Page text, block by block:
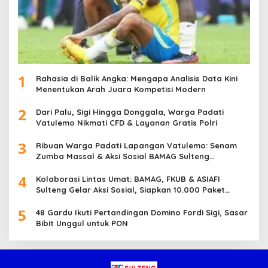
1
Rahasia di Balik Angka: Mengapa Analisis Data Kini
Menentukan Arah Juara Kompetisi Modern
2
Dari Palu, Sigi Hingga Donggala, Warga Padati
Vatulemo Nikmati CFD & Layanan Gratis Polri
3
Ribuan Warga Padati Lapangan Vatulemo: Senam
Zumba Massal & Aksi Sosial BAMAG Sulteng
4
Kolaborasi Lintas Umat: BAMAG, FKUB & ASIAFI
Sulteng Gelar Aksi Sosial, Siapkan 10.000 Paket
5
48 Gardu Ikuti Pertandingan Domino Fordi Sigi, Sasar
Bibit Unggul untuk PON